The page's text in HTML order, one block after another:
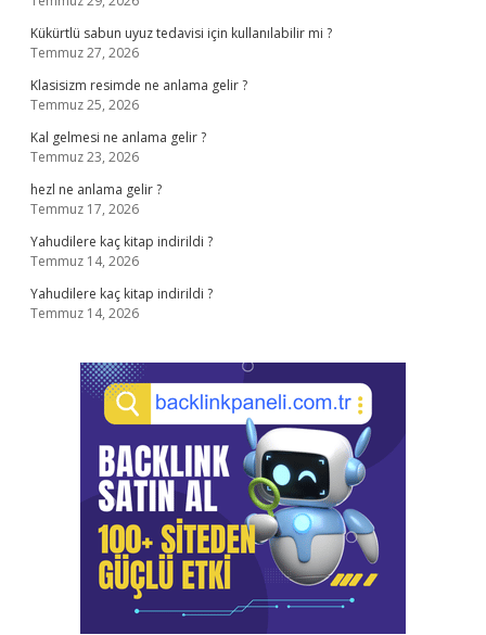
Kükürtlü sabun uyuz tedavisi için kullanılabilir mi ?
Temmuz 27, 2026
Klasisizm resimde ne anlama gelir ?
Temmuz 25, 2026
Kal gelmesi ne anlama gelir ?
Temmuz 23, 2026
hezl ne anlama gelir ?
Temmuz 17, 2026
Yahudilere kaç kitap indirildi ?
Temmuz 14, 2026
Yahudilere kaç kitap indirildi ?
Temmuz 14, 2026